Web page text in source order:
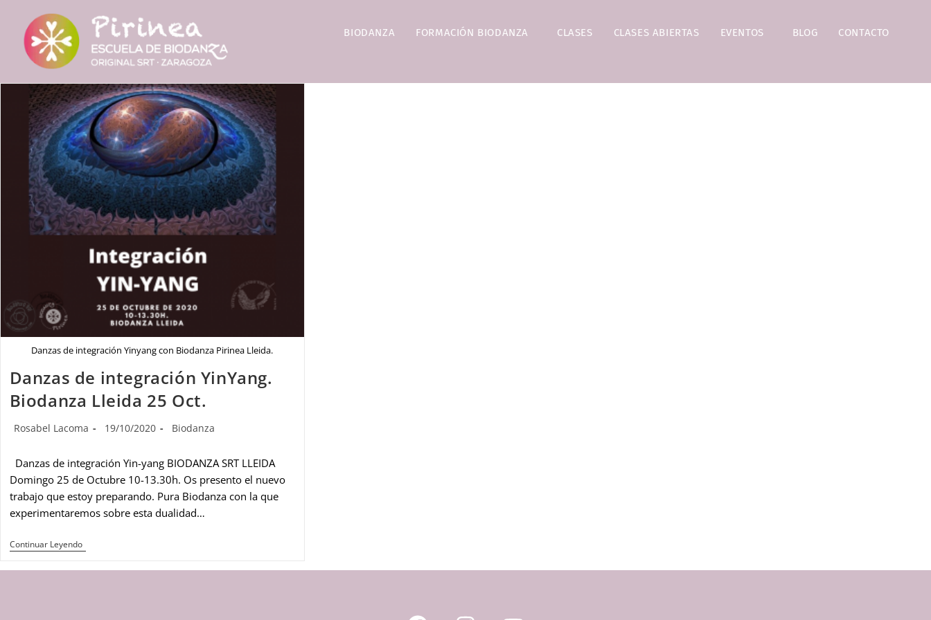
BIODANZA FORMACIÓN BIODANZA CLASES CLASES ABIERTAS EVENTOS BLOG CONTACTO
Danzas de integración Yinyang con Biodanza Pirinea Lleida.
Danzas de integración YinYang.
Biodanza Lleida 25 Oct.
Rosabel Lacoma 19/10/2020 Biodanza
Danzas de integración Yin-yang BIODANZA SRT LLEIDA
Domingo 25 de Octubre 10-13.30h. Os presento el nuevo
trabajo que estoy preparando. Pura Biodanza con la que
experimentaremos sobre esta dualidad…
Continuar Leyendo